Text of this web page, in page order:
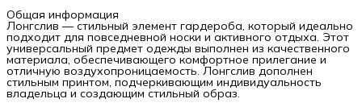
Общая информация
Лонгслив — стильный элемент гардероба, который идеально
подходит для повседневной носки и активного отдыха. Этот
универсальный предмет одежды выполнен из качественного
материала, обеспечивающего комфортное прилегание и
отличную воздухопроницаемость. Лонгслив дополнен
стильным принтом, подчеркивающим индивидуальность
владельца и создающим стильный образ.